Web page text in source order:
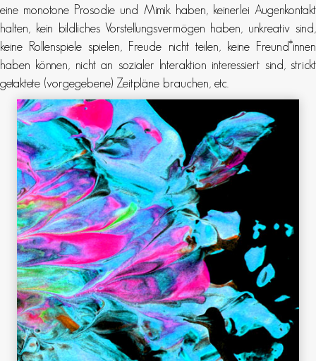
eine monotone Prosodie und Mimik haben, keinerlei Augenkontakt
halten, kein bildliches Vorstellungsvermögen haben, unkreativ sind,
keine Rollenspiele spielen, Freude nicht teilen, keine Freund*innen
haben können, nicht an sozialer Interaktion interessiert sind, strickt
getaktete (vorgegebene) Zeitpläne brauchen, etc.